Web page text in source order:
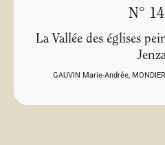
N°
La Vallée des églises
GAUVIN Marie-Andrée,